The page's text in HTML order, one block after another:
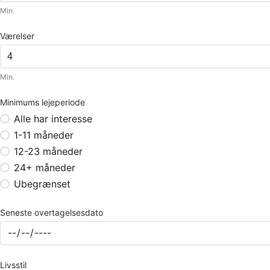
Min.
Værelser
Min.
Minimums lejeperiode
Alle har interesse
1-11 måneder
12-23 måneder
24+ måneder
Ubegrænset
Seneste overtagelsesdato
Livsstil